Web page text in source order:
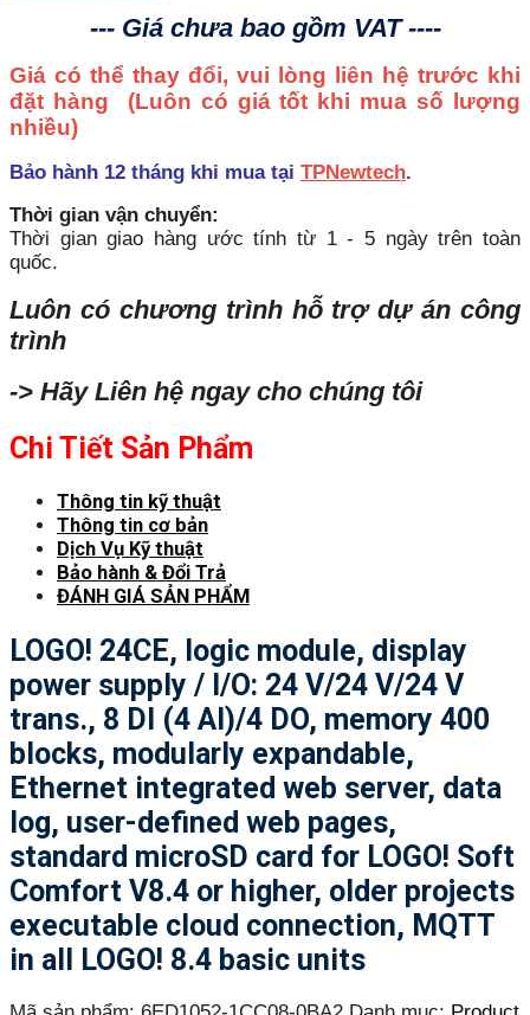
--- Giá chưa bao gồm VAT ----
Giá có thể thay đổi, vui lòng liên hệ trước khi
đặt hàng (Luôn có giá tốt khi mua số lượng
nhiều)
Bảo hành 12 tháng khi mua tại TPNewtech.
Thời gian vận chuyển:
Thời gian giao hàng ước tính từ 1 - 5 ngày trên toàn
quốc.
Luôn có chương trình hỗ trợ dự án công
trình
-> Hãy Liên hệ ngay cho chúng tôi
Chi Tiết Sản Phẩm
Thông tin kỹ thuật
Thông tin cơ bản
Dịch Vụ Kỹ thuật
Bảo hành & Đổi Trả
ĐÁNH GIÁ SẢN PHẨM
LOGO! 24CE, logic module, display
power supply / I/O: 24 V/24 V/24 V
trans., 8 DI (4 AI)/4 DO, memory 400
blocks, modularly expandable,
Ethernet integrated web server, data
log, user-defined web pages,
standard microSD card for LOGO! Soft
Comfort V8.4 or higher, older projects
executable cloud connection, MQTT
in all LOGO! 8.4 basic units